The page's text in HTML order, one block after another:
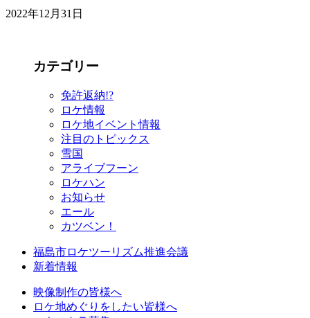
2022年12月31日
カテゴリー
免許返納!?
ロケ情報
ロケ地イベント情報
注目のトピックス
雪国
アライブフーン
ロケハン
お知らせ
エール
カツベン！
福島市ロケツーリズム推進会議
新着情報
映像制作の皆様へ
ロケ地めぐりをしたい皆様へ